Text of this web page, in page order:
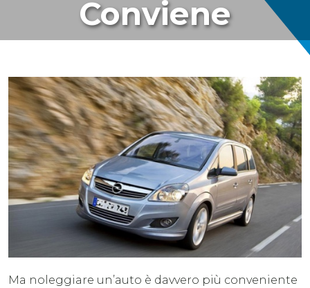
Conviene
Ma noleggiare un’auto è davvero più conveniente